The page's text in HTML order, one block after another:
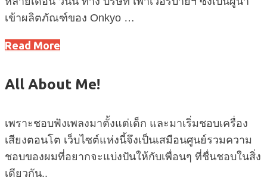
เข้าผลิตภัณฑ์ของ Onkyo …
Read More
All About Me!
เพราะชอบฟังเพลงมาตั้งแต่เด็ก และมาเริ่มชอบเครื่อง
เสียงตอนโต เว็บไซต์แห่งนี้จึงเป็นเสมือนศูนย์รวมความ
ชอบของผมที่อยากจะแบ่งปันให้กับเพื่อนๆ ที่ชื่นชอบในสิ่ง
เดียวกัน..